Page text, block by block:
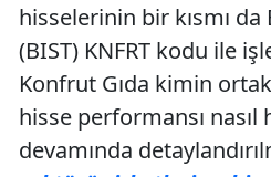
hisselerinin bir kısmı da
(BIST) KNFRT kodu ile
Konfrut Gıda kimin
hisse performansı nasıl
devamında